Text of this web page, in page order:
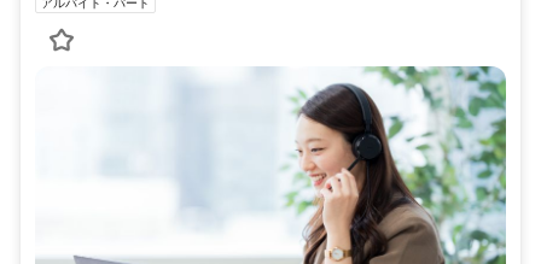
アルバイト・パート